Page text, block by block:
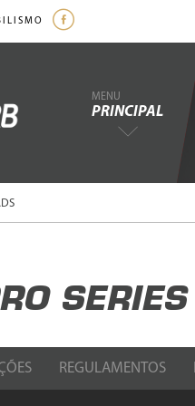
MENU
PRINCIPAL
SERIES
REGULAMENTOS